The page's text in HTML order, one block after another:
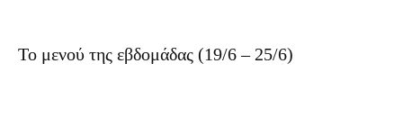
Το μενού της εβδομάδας (19/6 – 25/6)